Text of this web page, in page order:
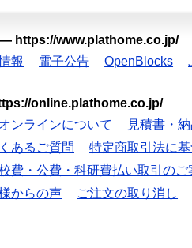
— https://www.plathome.co.jp/
報 電子公告 OpenBlocks
online.plathome.co.jp/
ンラインについて
見積書・
あるご質問
特定商取引法に
費・公費・科研費払い取引のご
からの声 ご注文の取り消し